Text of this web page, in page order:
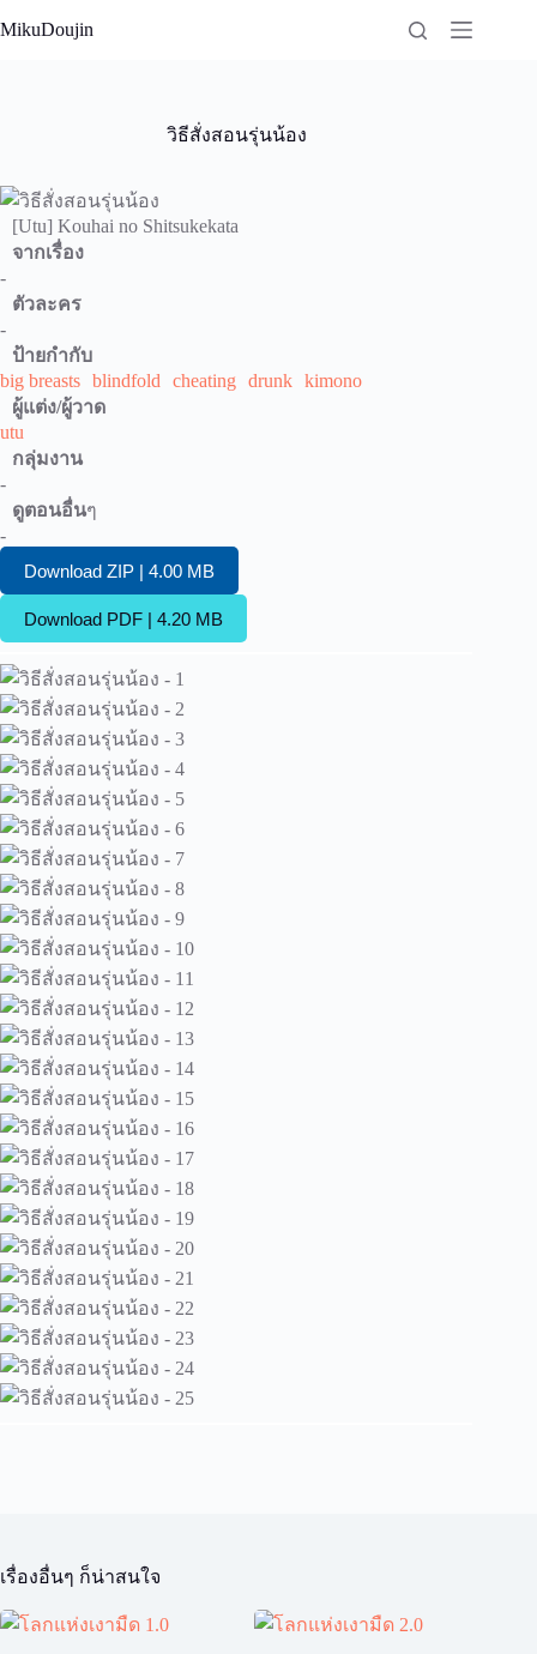
to
MikuDoujin
วิธีสั่งสอนรุ่นน้อง
[Utu] Kouhai no Shitsukekata
จากเรื่อง
-
ตัวละคร
-
ป้ายกำกับ
big breasts blindfold cheating drunk kimono
ผู้แต่ง/ผู้วาด
utu
กลุ่มงาน
-
ดูตอนอื่นๆ
-
Download ZIP | 4.00 MB
Download PDF | 4.20 MB
เรื่องอื่นๆ ก็น่าสนใจ